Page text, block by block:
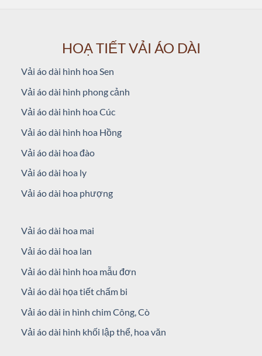
HOẠ TIẾT VẢI ÁO DÀI
Vải áo dài hình hoa Sen
Vải áo dài hình phong cảnh
Vải áo dài hình hoa Cúc
Vải áo dài hình hoa Hồng
Vải áo dài hoa đào
Vải áo dài hoa ly
Vải áo dài hoa phượng
Vải áo dài hoa mai
Vải áo dài hoa lan
Vải áo dài hình hoa mẫu đơn
Vải áo dài họa tiết chấm bi
Vải áo dài in hình chim Công, Cò
Vải áo dài hình khối lập thể, hoa văn